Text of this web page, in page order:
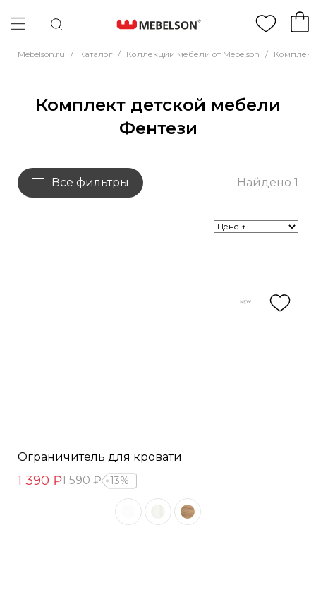
Mebelson.ru / Каталог / Коллекции мебели от Mebelson /
Комплект детской мебели
Фентези
Все фильтры Найдено 1
Ограничитель для кровати
1 390 ₽1 590 ₽ 13%